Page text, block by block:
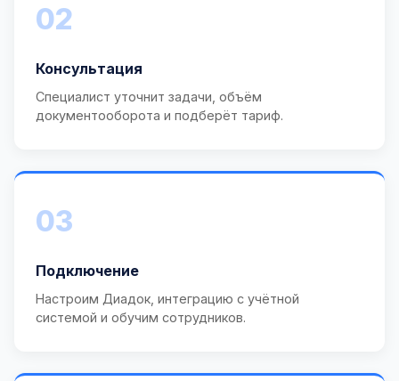
02
Консультация
Специалист уточнит задачи, объём
документооборота и подберёт тариф.
03
Подключение
Настроим Диадок, интеграцию с учётной
системой и обучим сотрудников.